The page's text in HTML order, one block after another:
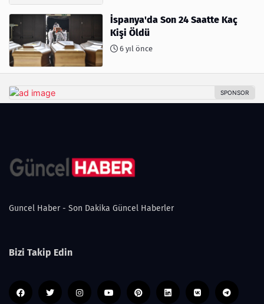
İspanya'da Son 24 Saatte Kaç
Kişi Öldü
6 yıl önce
Guncel Haber - Son Dakika Güncel Haberler
Bizi Takip Edin